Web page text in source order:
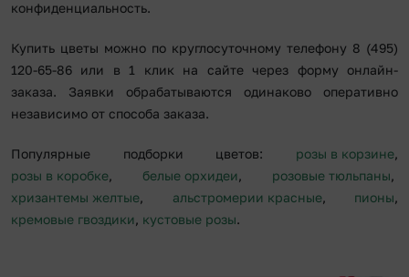
конфиденциальность.
Купить цветы можно по круглосуточному телефону 8 (495)
120-65-86 или в 1 клик на сайте через форму онлайн-
заказа. Заявки обрабатываются одинаково оперативно
независимо от способа заказа.
Популярные подборки цветов: розы в корзине,
розы в коробке, белые орхидеи, розовые тюльпаны,
хризантемы желтые, альстромерии красные, пионы,
кремовые гвоздики, кустовые розы.